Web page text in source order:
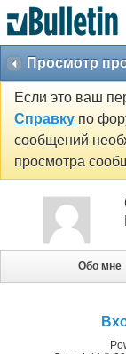
Просмотр
Если это ваш
Справку по
сообщений
просмотра
Обо мне